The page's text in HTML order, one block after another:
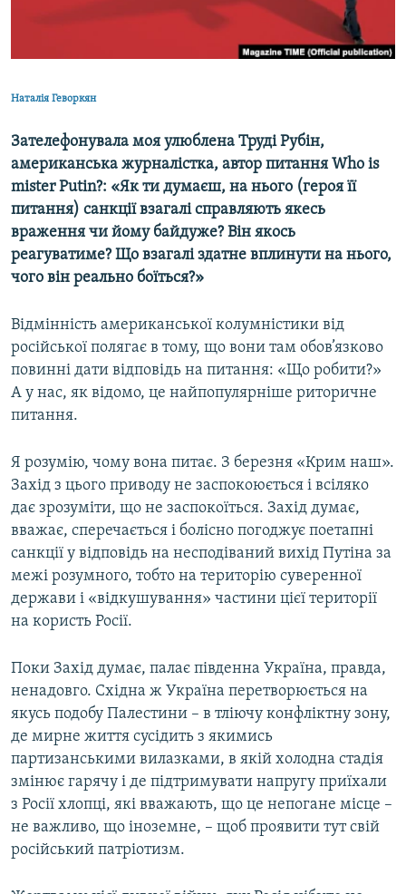
ВІДЕОУРОКИ «ELIFBE»
Qırımtatar
Усі сайти RFE/RL
Наталія Геворкян
Зателефонувала моя улюблена Труді Рубін,
американська журналістка, автор питання Who is
mister Putin?: «Як ти думаєш, на нього (героя її
питання) санкції взагалі справляють якесь
враження чи йому байдуже? Він якось
реагуватиме? Що взагалі здатне вплинути на нього,
чого він реально боїться?»
Відмінність американської колумністики від
російської полягає в тому, що вони там обов’язково
повинні дати відповідь на питання: «Що робити?»
А у нас, як відомо, це найпопулярніше риторичне
питання.
Я розумію, чому вона питає. З березня «Крим наш».
Захід з цього приводу не заспокоюється і всіляко
дає зрозуміти, що не заспокоїться. Захід думає,
вважає, сперечається і болісно погоджує поетапні
санкції у відповідь на несподіваний вихід Путіна за
межі розумного, тобто на територію суверенної
держави і «відкушування» частини цієї території
на користь Росії.
Поки Захід думає, палає південна Україна, правда,
ненадовго. Східна ж Україна перетворюється на
якусь подобу Палестини – в тліючу конфліктну зону,
де мирне життя сусідить з якимись
партизанськими вилазками, в якій холодна стадія
змінює гарячу і де підтримувати напругу приїхали
з Росії хлопці, які вважають, що це непогане місце –
не важливо, що іноземне, – щоб проявити тут свій
російський патріотизм.